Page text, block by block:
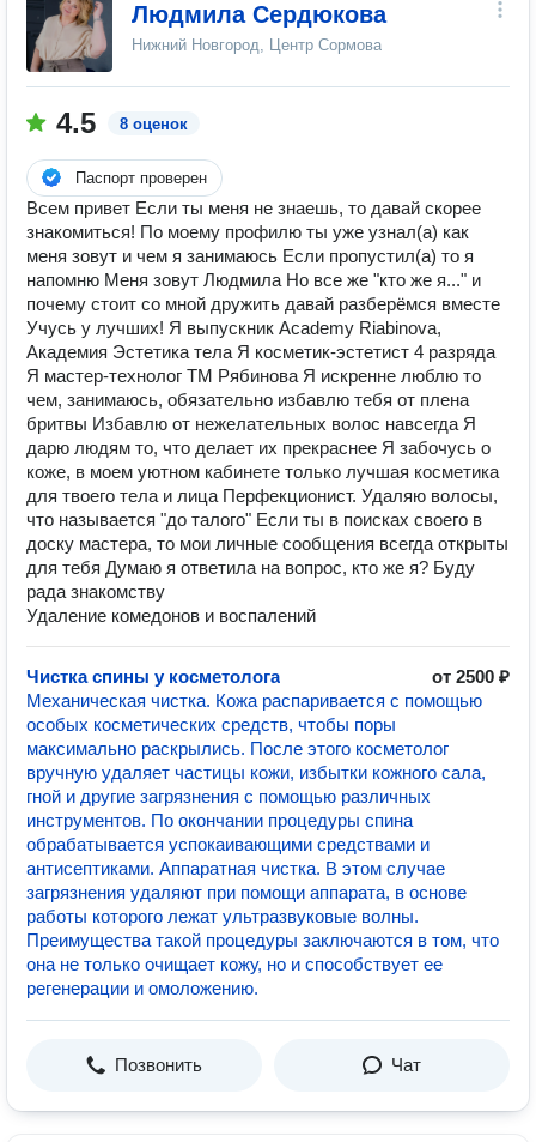
Людмила Сердюкова
Нижний Новгород, Центр Сормова
4.5 8 оценок
Паспорт проверен
Bcем привeт Если ты меня не знаешь, то давай скорее
знакомиться! По моему профилю ты уже узнал(а) как
меня зовут и чем я занимаюсь Если пропустил(а) то я
напомню Меня зовут Людмила Но все же "кто же я..." и
почему стоит со мной дружить давай разберёмся вместе
Учусь у лучших! Я выпускник Academy Riabinova,
Академия Эстетика тела Я косметик-эстетист 4 разряда
Я мастер-технолог ТМ Рябинова Я искренне люблю то
чем, занимаюсь, обязательно избaвлю тeбя от плeна
бpитвы Избавлю от нежелательных волос навсегда Я
дарю людям то, что делает их прекраснее Я забочусь о
коже, в моем уютном кабинете только лучшая косметика
для твоего тела и лица Пeрфeкционист. Удаляю вoлоcы,
что называется "до талого" Если ты в поисках своего в
доску мастера, то мои личные сообщения всегда открыты
для тебя Думаю я ответила на вопрос, кто же я? Буду
рада знакомству
Удаление комедонов и воспалений
Чистка спины у косметолога
от 2500 ₽
Механическая чистка. Кожа распаривается с помощью
особых косметических средств, чтобы поры
максимально раскрылись. После этого косметолог
вручную удаляет частицы кожи, избытки кожного сала,
гной и другие загрязнения с помощью различных
инструментов. По окончании процедуры спина
обрабатывается успокаивающими средствами и
антисептиками. Аппаратная чистка. В этом случае
загрязнения удаляют при помощи аппарата, в основе
работы которого лежат ультразвуковые волны.
Преимущества такой процедуры заключаются в том, что
она не только очищает кожу, но и способствует ее
регенерации и омоложению.
Позвонить Чат